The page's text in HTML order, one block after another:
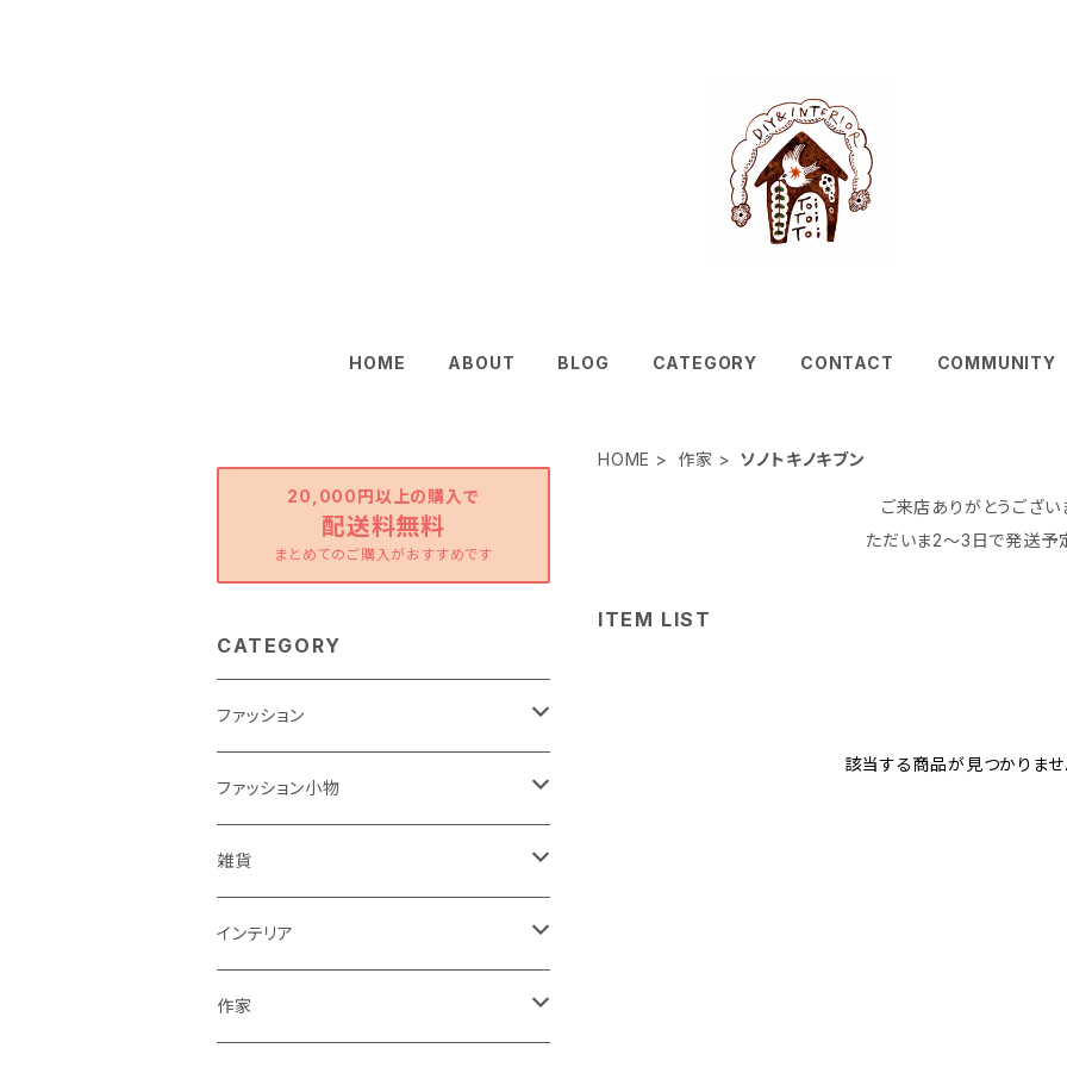
HOME ABOUT BLOG CATEGORY CONTACT COMMUNITY
HOME 作家 ソノトキノキブン
ご来店ありがとうござい
ただいま2〜3日で発送予
ITEM LIST
該当する商品が見つかりませ
20,000円以上の購入で
配送料無料
まとめてのご購入がおすすめです
CATEGORY
ファッション
ワンピース
トップス
パンツ
スカート
ファッション小物
バッグ
ポーチ
シューズ
雑貨
バスケット
リュック
グラス
インテリア
カゴ
作家